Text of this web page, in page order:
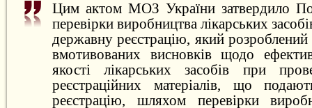
Цим актом МОЗ України затвердило
перевірки виробництва лікарських
державну реєстрацію, який
вмотивованих висновків щодо
якості лікарських засобів при
реєстраційних матеріалів, що
реєстрацію, шляхом перевірки